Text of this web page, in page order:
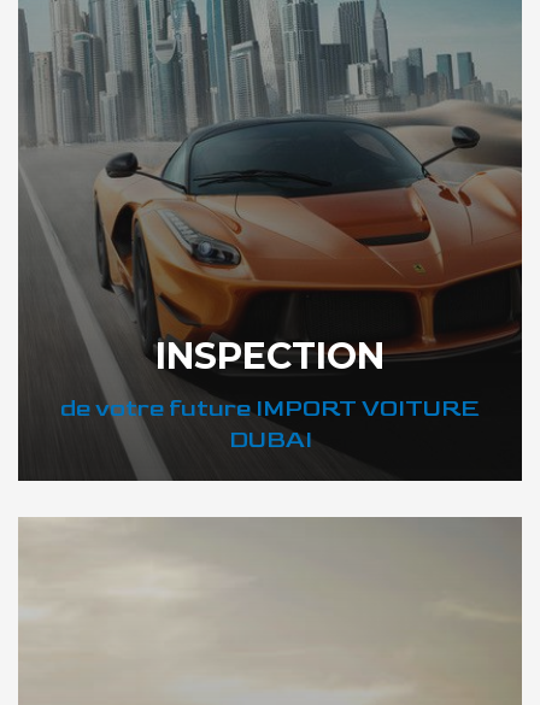
INSPECTION
de votre future IMPORT VOITURE
DUBAI